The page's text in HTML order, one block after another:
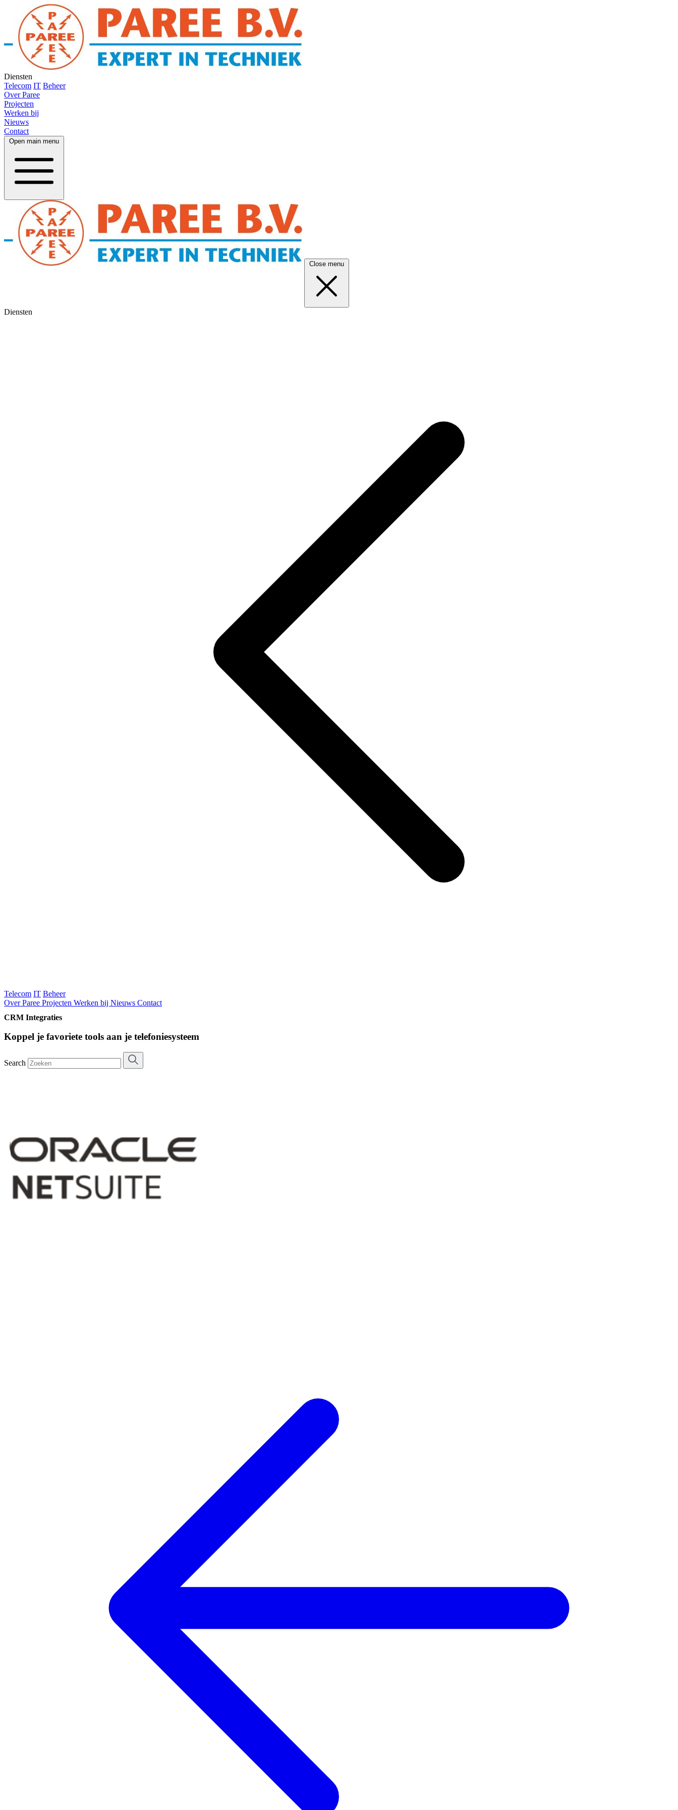
Diensten
Telecom IT Beheer
Over Paree
Projecten
Werken bij
Nieuws
Contact
Open main menu
Close menu
Diensten
Telecom IT Beheer
Over Paree Projecten Werken bij Nieuws Contact
CRM Integraties
Koppel je favoriete tools aan je telefoniesysteem
Search